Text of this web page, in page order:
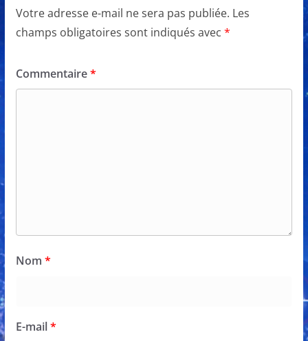
Votre adresse e-mail ne sera pas publiée. Les
champs obligatoires sont indiqués avec *
Commentaire*
Nom *
E-mail*